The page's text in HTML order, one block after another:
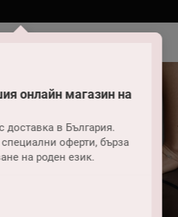
онлайн магазин на
доставка в България.
оферти, бърза
на роден език.